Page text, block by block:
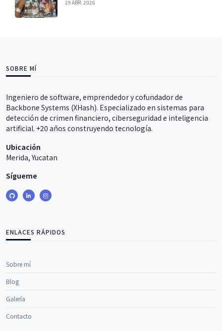
29 ABR. 2026
SOBRE MÍ
Ingeniero de software, emprendedor y cofundador de
Backbone Systems (XHash). Especializado en sistemas para
detección de crimen financiero, ciberseguridad e inteligencia
artificial. +20 años construyendo tecnología.
Ubicación
Merida, Yucatan
Sígueme
ENLACES RÁPIDOS
Sobre mí
Blog
Galería
Contacto